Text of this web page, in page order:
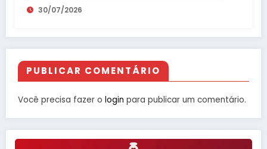
30/07/2026
PUBLICAR COMENTÁRIO
Você precisa fazer o login para publicar um comentário.